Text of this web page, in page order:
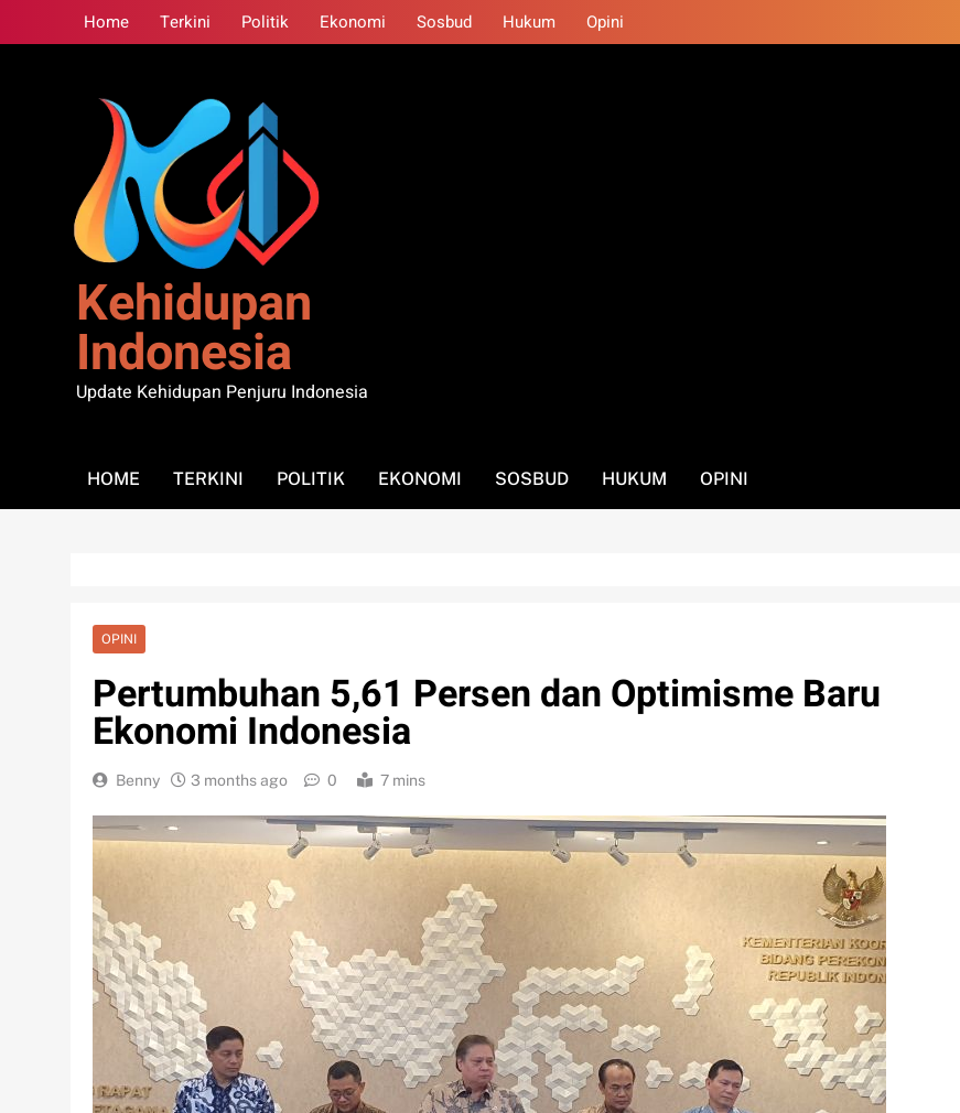
to
Home Terkini Politik Ekonomi Sosbud Hukum Opini
Kehidupan
Indonesia
Update Kehidupan Penjuru Indonesia
HOME TERKINI POLITIK EKONOMI SOSBUD HUKUM OPINI
OPINI
Pertumbuhan 5,61 Persen dan Optimisme Baru
Ekonomi Indonesia
Benny 3 months ago 0 7 mins